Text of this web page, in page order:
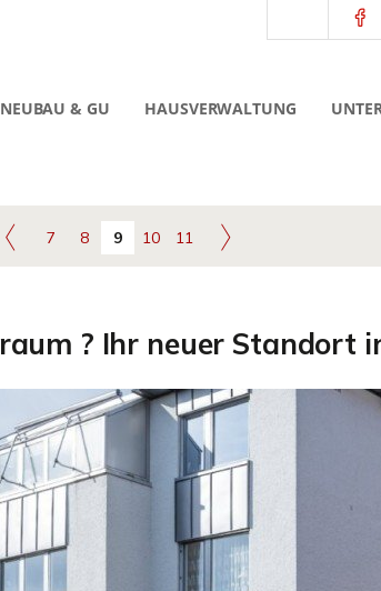
NEUBAU & GU HAUSVERWALTUNG
7 8 9 10 11
? Ihr neuer Standort